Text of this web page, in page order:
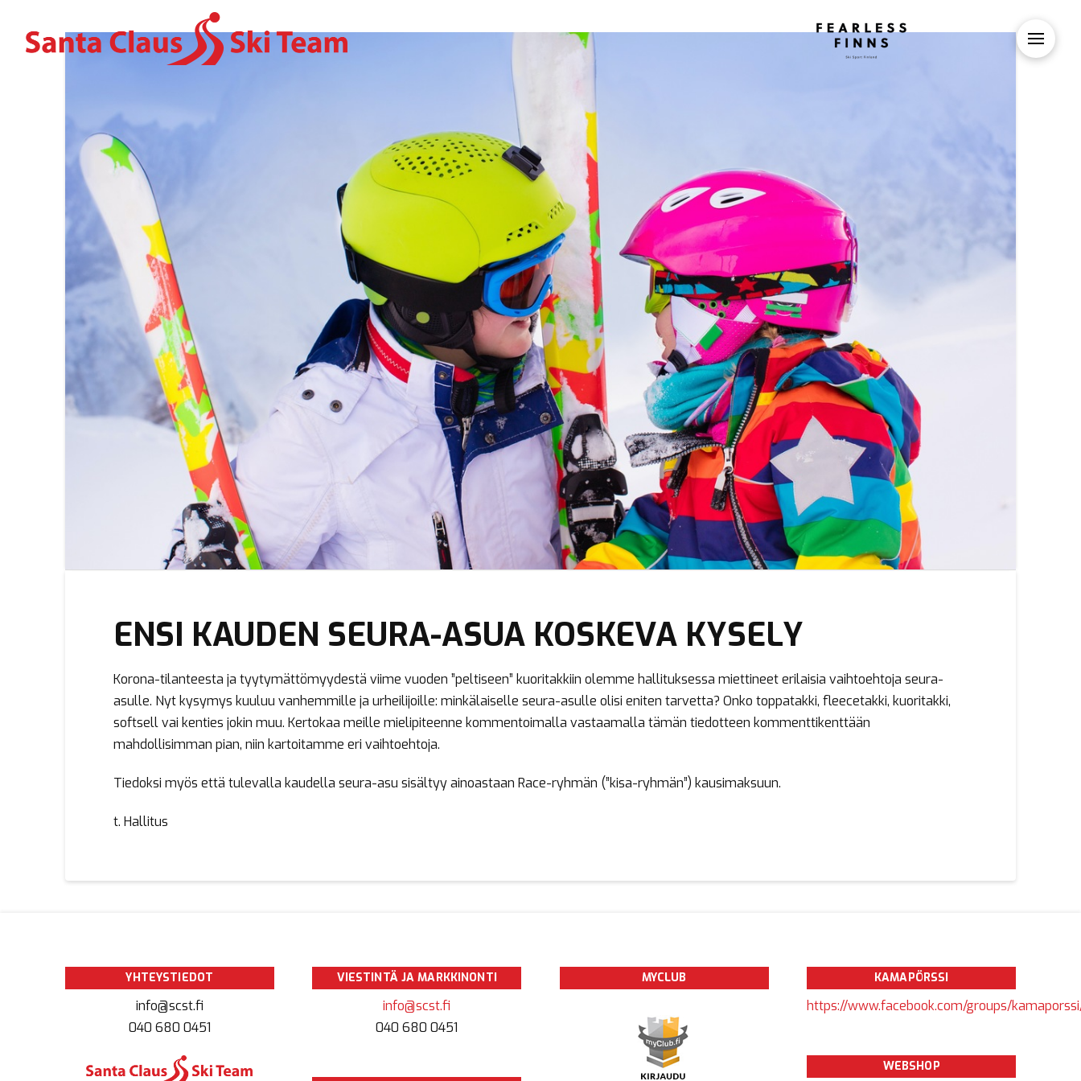
ENSI KAUDEN SEURA-ASUA KOSKEVA KYSELY
Korona-tilanteesta ja tyytymättömyydestä viime vuoden ”peltiseen” kuoritakkiin olemme hallituksessa miettineet erilaisia vaihtoehtoja seura-
asulle. Nyt kysymys kuuluu vanhemmille ja urheilijoille: minkälaiselle seura-asulle olisi eniten tarvetta? Onko toppatakki, fleecetakki, kuoritakki,
softsell vai kenties jokin muu. Kertokaa meille mielipiteenne kommentoimalla vastaamalla tämän tiedotteen kommenttikenttään
mahdollisimman pian, niin kartoitamme eri vaihtoehtoja.
Tiedoksi myös että tulevalla kaudella seura-asu sisältyy ainoastaan Race-ryhmän (”kisa-ryhmän”) kausimaksuun.
t. Hallitus
YHTEYSTIEDOT
info@scst.fi
040 680 0451
VIESTINTÄ JA MARKKINONTI
info@scst.fi
040 680 0451
MYCLUB KAMAPÖRSSI
https://www.facebook.com/groups/
WEBSHOP